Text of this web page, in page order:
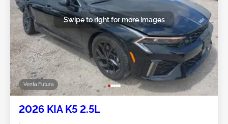
Venta Futura
Swipe to right for more images
2026 KIA K5 2.5L